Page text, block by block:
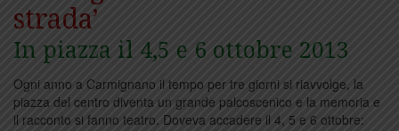
strada’
In piazza il 4,5 e 6 ottobre 2013
Ogni anno a Carmignano il tempo per tre giorni si riavvolge, la
piazza del centro diventa un grande palcoscenico e la memoria e
il racconto si fanno teatro. Doveva accadere il 4, 5 e 6 ottobre: